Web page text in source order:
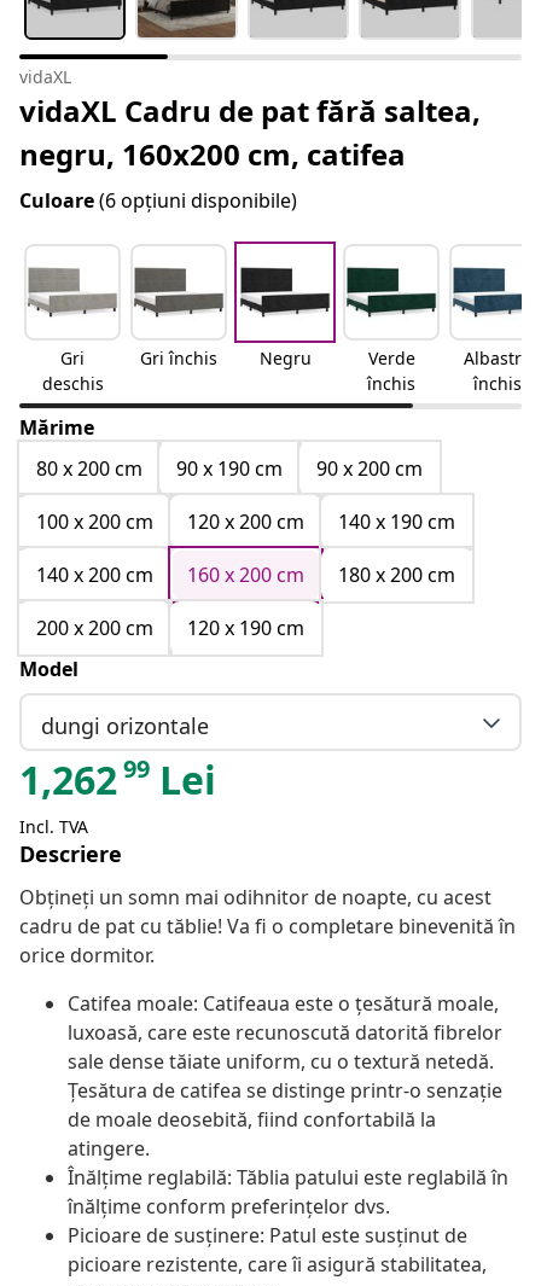
vidaXL
vidaXL Cadru de pat fără saltea,
negru, 160x200 cm, catifea
Culoare(6 opțiuni disponibile)
Gri
deschis
Gri închis Negru
Verde
închis
Albastru
închis
Mărime
80 x 200 cm
90 x 190 cm
90 x 200 cm
100 x 200 cm
120 x 200 cm
140 x 190 cm
140 x 200 cm
160 x 200 cm
180 x 200 cm
200 x 200 cm
120 x 190 cm
Model
dungi orizontale
1,26299 Lei
Incl. TVA
Descriere
Obțineți un somn mai odihnitor de noapte, cu acest
cadru de pat cu tăblie! Va fi o completare binevenită în
orice dormitor.
Catifea moale: Catifeaua este o țesătură moale,
luxoasă, care este recunoscută datorită fibrelor
sale dense tăiate uniform, cu o textură netedă.
Țesătura de catifea se distinge printr-o senzație
de moale deosebită, fiind confortabilă la
atingere.
Înălțime reglabilă: Tăblia patului este reglabilă în
înălțime conform preferințelor dvs.
Picioare de susținere: Patul este susținut de
picioare rezistente, care îi asigură stabilitatea,